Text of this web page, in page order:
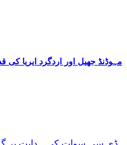
مہوڈنڈ جھیل اور اردگرد ایریا